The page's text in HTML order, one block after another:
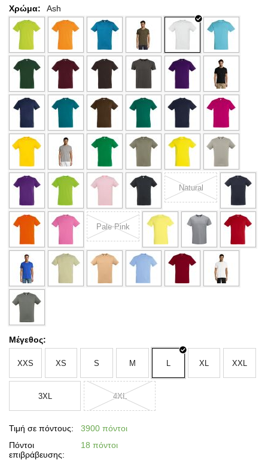
Χρώμα: Ash
Natural
Pale Pink
Μέγεθος:
XXS XS S M L XL XXL
3XL 4XL
Τιμή σε πόντους:
3900 πόντοι
Πόντοι
επιβράβευσης:
18 πόντοι